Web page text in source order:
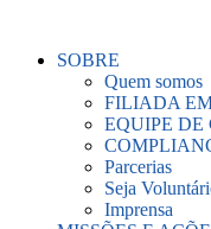
SOBRE
Quem somos
FILIADA
EQUIPE DE
Parcerias
Seja
Imprensa